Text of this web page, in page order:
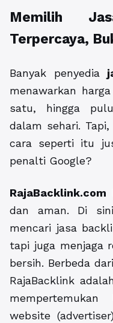
Memilih
Terpercaya,
Banyak penyedia
menawarkan
satu, hingga
dalam sehari.
cara seperti itu
penalti Google?
RajaBacklink.com
dan aman. Di
mencari jasa
tapi juga menjaga
bersih. Berbeda
RajaBacklink
website